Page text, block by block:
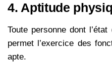
4. Aptitude
Toute personne dont
permet l’exercice des
apte.